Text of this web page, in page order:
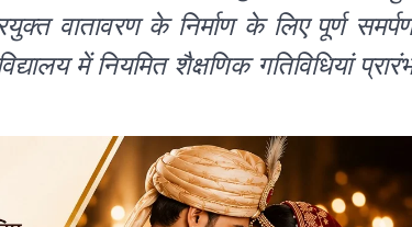
वातावरण के निर्माण के लिए पूर्ण
में नियमित शैक्षणिक गतिविधियां